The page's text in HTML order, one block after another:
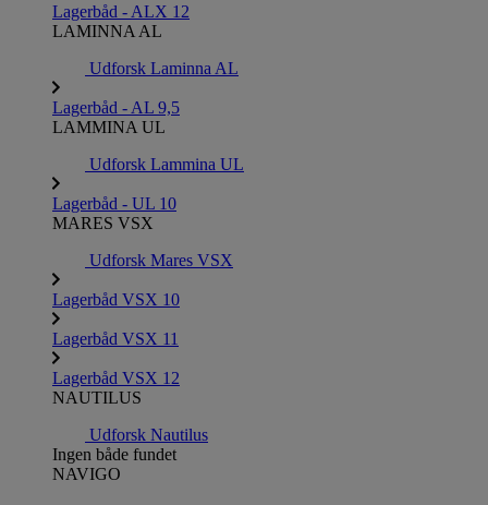
Lagerbåd - ALX 12
LAMINNA AL
Udforsk Laminna AL
Lagerbåd - AL 9,5
LAMMINA UL
Udforsk Lammina UL
Lagerbåd - UL 10
MARES VSX
Udforsk Mares VSX
Lagerbåd VSX 10
Lagerbåd VSX 11
Lagerbåd VSX 12
NAUTILUS
Udforsk Nautilus
Ingen både fundet
NAVIGO